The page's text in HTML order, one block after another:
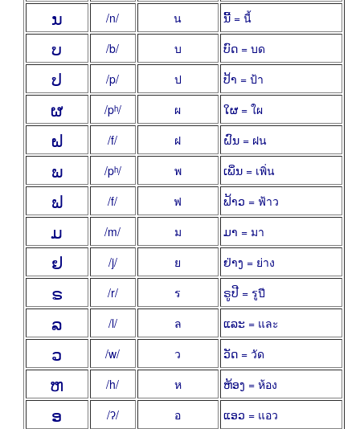
ນ /n/ น ນີ້ = นี้
ບ /b/ บ ບົດ = บด
ປ /p/ ป ປ້າ = ป้า
ຜ /pʰ/ ผ ໃຜ = ใผ
ຝ /f/ ฝ ຝົນ = ฝน
ພ /pʰ/ พ ເພິ່ນ = เพิ่น
ຟ /f/ ฟ ຟ້າວ = ฟ้าว
ມ /m/ ม ມາ = มา
ຢ /j/ ย ຢ່າງ = ย่าง
ຣ /r/ ร ຣູປີ = รูปี
ລ /l/ ล ແລະ = และ
ວ /w/ ว ວັດ = วัด
ຫ /h/ ห ຫ້ອງ = ห้อง
ອ /ʔ/ อ ແອວ = แอว